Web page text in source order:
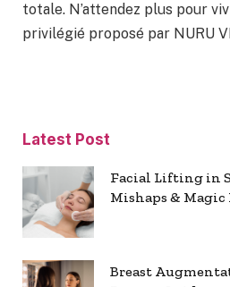
totale. N’attendez plus pour
privilégié proposé par NURU
Latest Post
Facial Lifting in
Mishaps & Magic
Breast